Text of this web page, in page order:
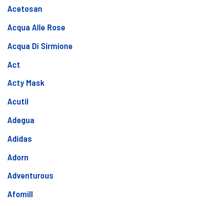
Acetosan
Acqua Alle Rose
Acqua Di Sirmione
Act
Acty Mask
Acutil
Adegua
Adidas
Adorn
Adventurous
Afomill